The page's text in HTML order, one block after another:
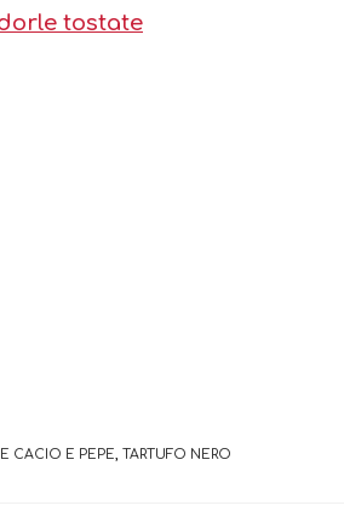
tostate
CACIO E PEPE, TARTUFO NERO